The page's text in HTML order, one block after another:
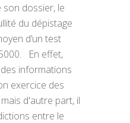
son dossier, le
du dépistage
d’un test
5000. En effet,
informations
exercice des
d'autre part, il
entre le